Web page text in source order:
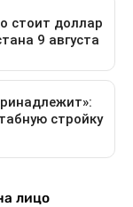
лицо